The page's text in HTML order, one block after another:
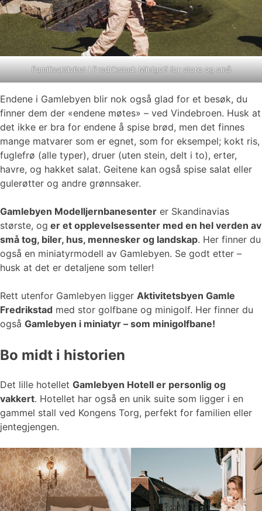
Familieaktivitet i Fredrikstad: Minigolf for store og små
Endene i Gamlebyen blir nok også glad for et besøk, du
finner dem der «endene møtes» – ved Vindebroen. Husk at
det ikke er bra for endene å spise brød, men det finnes
mange matvarer som er egnet, som for eksempel; kokt ris,
fuglefrø (alle typer), druer (uten stein, delt i to), erter,
havre, og hakket salat. Geitene kan også spise salat eller
gulerøtter og andre grønnsaker.
Gamlebyen Modelljernbanesenter er Skandinavias
største, og er et opplevelsessenter med en hel verden av
små tog, biler, hus, mennesker og landskap. Her finner du
også en miniatyrmodell av Gamlebyen. Se godt etter –
husk at det er detaljene som teller!
Rett utenfor Gamlebyen ligger Aktivitetsbyen Gamle
Fredrikstad med stor golfbane og minigolf. Her finner du
også Gamlebyen i miniatyr – som minigolfbane!
Bo midt i historien
Det lille hotellet Gamlebyen Hotell er personlig og
vakkert. Hotellet har også en unik suite som ligger i en
gammel stall ved Kongens Torg, perfekt for familien eller
jentegjengen.